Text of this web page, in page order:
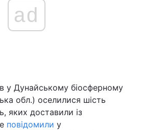
ad
у Дунайському біосферному
обл.) оселилися шість
яких доставили із
повідомили у